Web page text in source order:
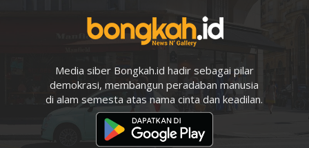
Media siber Bongkah.id hadir sebagai pilar
demokrasi, membangun peradaban manusia
di alam semesta atas nama cinta dan keadilan.